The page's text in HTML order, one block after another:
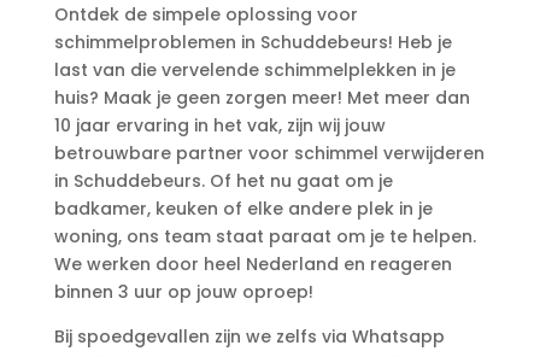
Ontdek de simpele oplossing voor
schimmelproblemen in Schuddebeurs! Heb je
last van die vervelende schimmelplekken in je
huis? Maak je geen zorgen meer! Met meer dan
10 jaar ervaring in het vak, zijn wij jouw
betrouwbare partner voor schimmel verwijderen
in Schuddebeurs.​ Of het nu gaat om je
badkamer, keuken of elke andere plek in je
woning, ons team staat paraat om je te helpen.​
We werken door heel Nederland en reageren
binnen 3 uur op jouw oproep!
Bij spoedgevallen zijn we zelfs via Whatsapp